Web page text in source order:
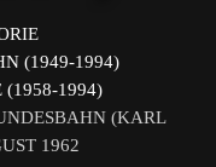
(1949-1994)
(1958-1994)
(KARL
1962